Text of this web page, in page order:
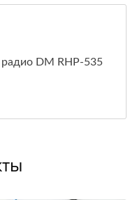
DM RHP-535